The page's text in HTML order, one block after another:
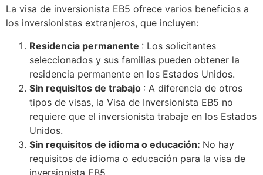
La visa de inversionista EB5 ofrece varios beneficios a
los inversionistas extranjeros, que incluyen:
Residencia permanente : Los solicitantes
seleccionados y sus familias pueden obtener la
residencia permanente en los Estados Unidos.
Sin requisitos de trabajo : A diferencia de otros
tipos de visas, la Visa de Inversionista EB5 no
requiere que el inversionista trabaje en los Estados
Unidos.
Sin requisitos de idioma o educación: No hay
requisitos de idioma o educación para la visa de
inversionista EB5.